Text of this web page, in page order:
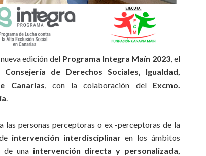
edición del Programa Integra Maín 2023 , el
Consejería de Derechos Sociales, Igualdad,
Canarias , con la colaboración del Excmo.
personas perceptoras o ex -perceptoras de la
intervención interdisciplinar en los ámbitos
de una intervención directa y personalizada,